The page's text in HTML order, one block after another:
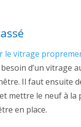
le vitrage
d’un vitrage
Il faut ensuite
mettre le neuf à la
en place.